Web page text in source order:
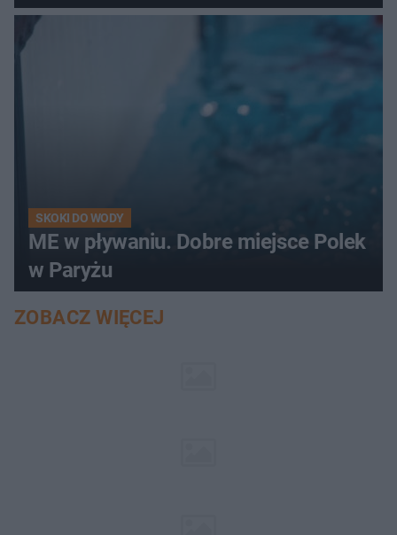
SKOKI DO WODY
ME w pływaniu. Dobre miejsce Polek
w Paryżu
ZOBACZ WIĘCEJ